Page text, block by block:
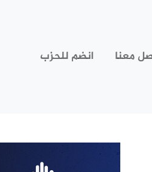
معنا انضم للحزب